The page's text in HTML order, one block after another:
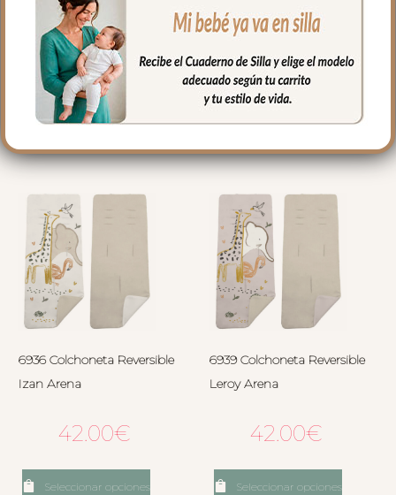
PRODUCTOS
RELACIONADOS
6936 Colchoneta Reversible
Izan Arena
42.00€
Seleccionar opciones
6939 Colchoneta Reversible
Leroy Arena
42.00€
Seleccionar opciones